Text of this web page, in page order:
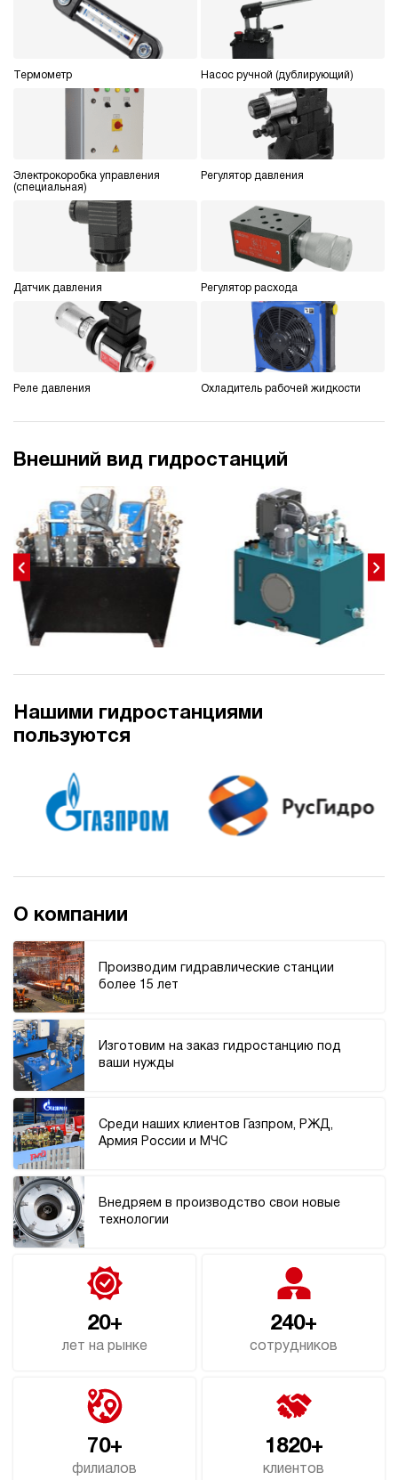
Термометр Насос ручной (дублирующий)
Электрокоробка управления
(специальная)
Регулятор давления
Датчик давления Регулятор расхода
Реле давления Охладитель рабочей жидкости
Внешний вид гидростанций
Нашими гидростанциями
пользуются
О компании
Производим гидравлические станции
более 15 лет
Изготовим на заказ гидростанцию под
ваши нужды
Среди наших клиентов Газпром, РЖД,
Армия России и МЧС
Внедряем в производство свои новые
технологии
20+
лет на рынке
240+
сотрудников
70+
филиалов
1820+
клиентов